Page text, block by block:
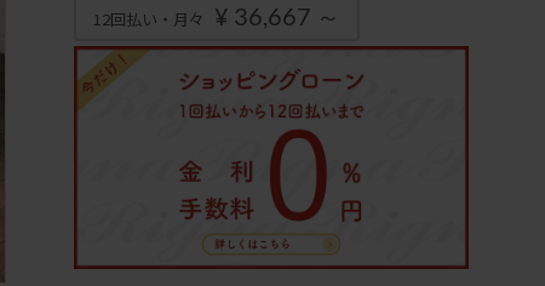
12回払い・月々 ¥ 36,667 ～